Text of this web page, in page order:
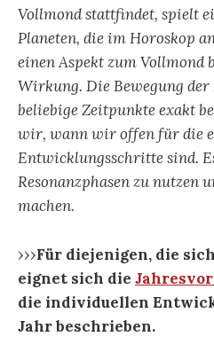
Vollmond stattfindet, spielt
Planeten, die im Horoskop
einen Aspekt zum Vollmond
Wirkung. Die Bewegung
beliebige Zeitpunkte exakt
wir, wann wir offen für die
Entwicklungsschritte sind.
Resonanzphasen zu nutzen
machen.
›››Für diejenigen, die
eignet sich die
die individuellen
Jahr beschrieben.